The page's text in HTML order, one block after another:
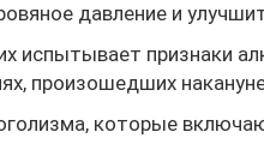
давление и
испытывает признаки
произошедших
которые